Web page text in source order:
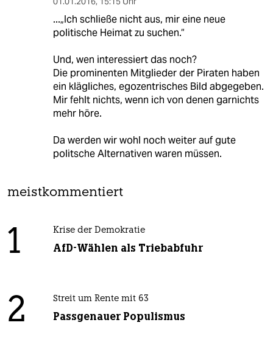
...„Ich schließe nicht aus, mir eine neue
politische Heimat zu suchen.“
Und, wen interessiert das noch?
Die prominenten Mitglieder der Piraten haben
ein klägliches, egozentrisches Bild abgegeben.
Mir fehlt nichts, wenn ich von denen garnichts
mehr höre.
Da werden wir wohl noch weiter auf gute
politsche Alternativen waren müssen.
meistkommentiert
1 Krise der Demokratie
AfD-Wählen als Triebabfuhr
2 Streit um Rente mit 63
Passgenauer Populismus